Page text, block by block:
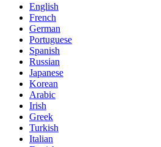
English
French
German
Portuguese
Spanish
Russian
Japanese
Korean
Arabic
Irish
Greek
Turkish
Italian